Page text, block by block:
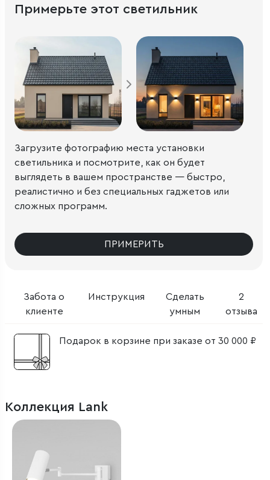
Забота о
клиенте
Инструкция
Сделать
умным
2
отзыва
Подарок в корзине при заказе от 30 000 ₽
Примерьте этот светильник
Загрузите фотографию места установки
светильника и посмотрите, как он будет
выглядеть в вашем пространстве — быстро,
реалистично и без специальных гаджетов или
сложных программ.
ПРИМЕРИТЬ
Коллекция Lank